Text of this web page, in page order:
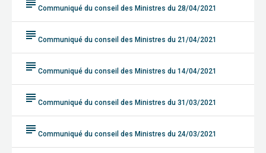
subject Communiqué du conseil des Ministres du 28/04/2021
subject Communiqué du conseil des Ministres du 21/04/2021
subject Communiqué du conseil des Ministres du 14/04/2021
subject Communiqué du conseil des Ministres du 31/03/2021
subject Communiqué du conseil des Ministres du 24/03/2021